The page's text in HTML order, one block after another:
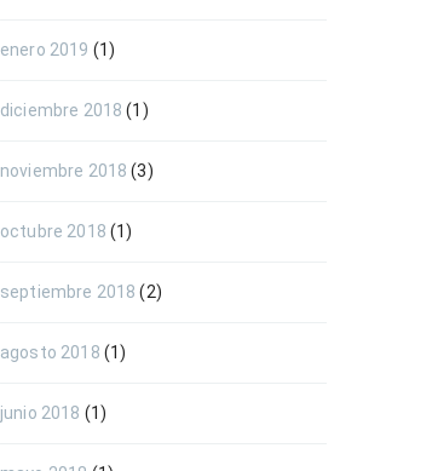
enero 2019 (1)
diciembre 2018 (1)
noviembre 2018 (3)
octubre 2018 (1)
septiembre 2018 (2)
agosto 2018 (1)
junio 2018 (1)